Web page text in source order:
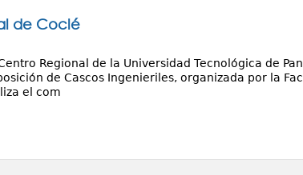
de Coclé
Regional de la Universidad Tecnológica de
de Cascos Ingenieriles, organizada por la
el com